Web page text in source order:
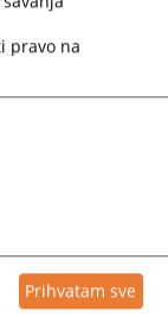
pravo na
Prihvatam sve